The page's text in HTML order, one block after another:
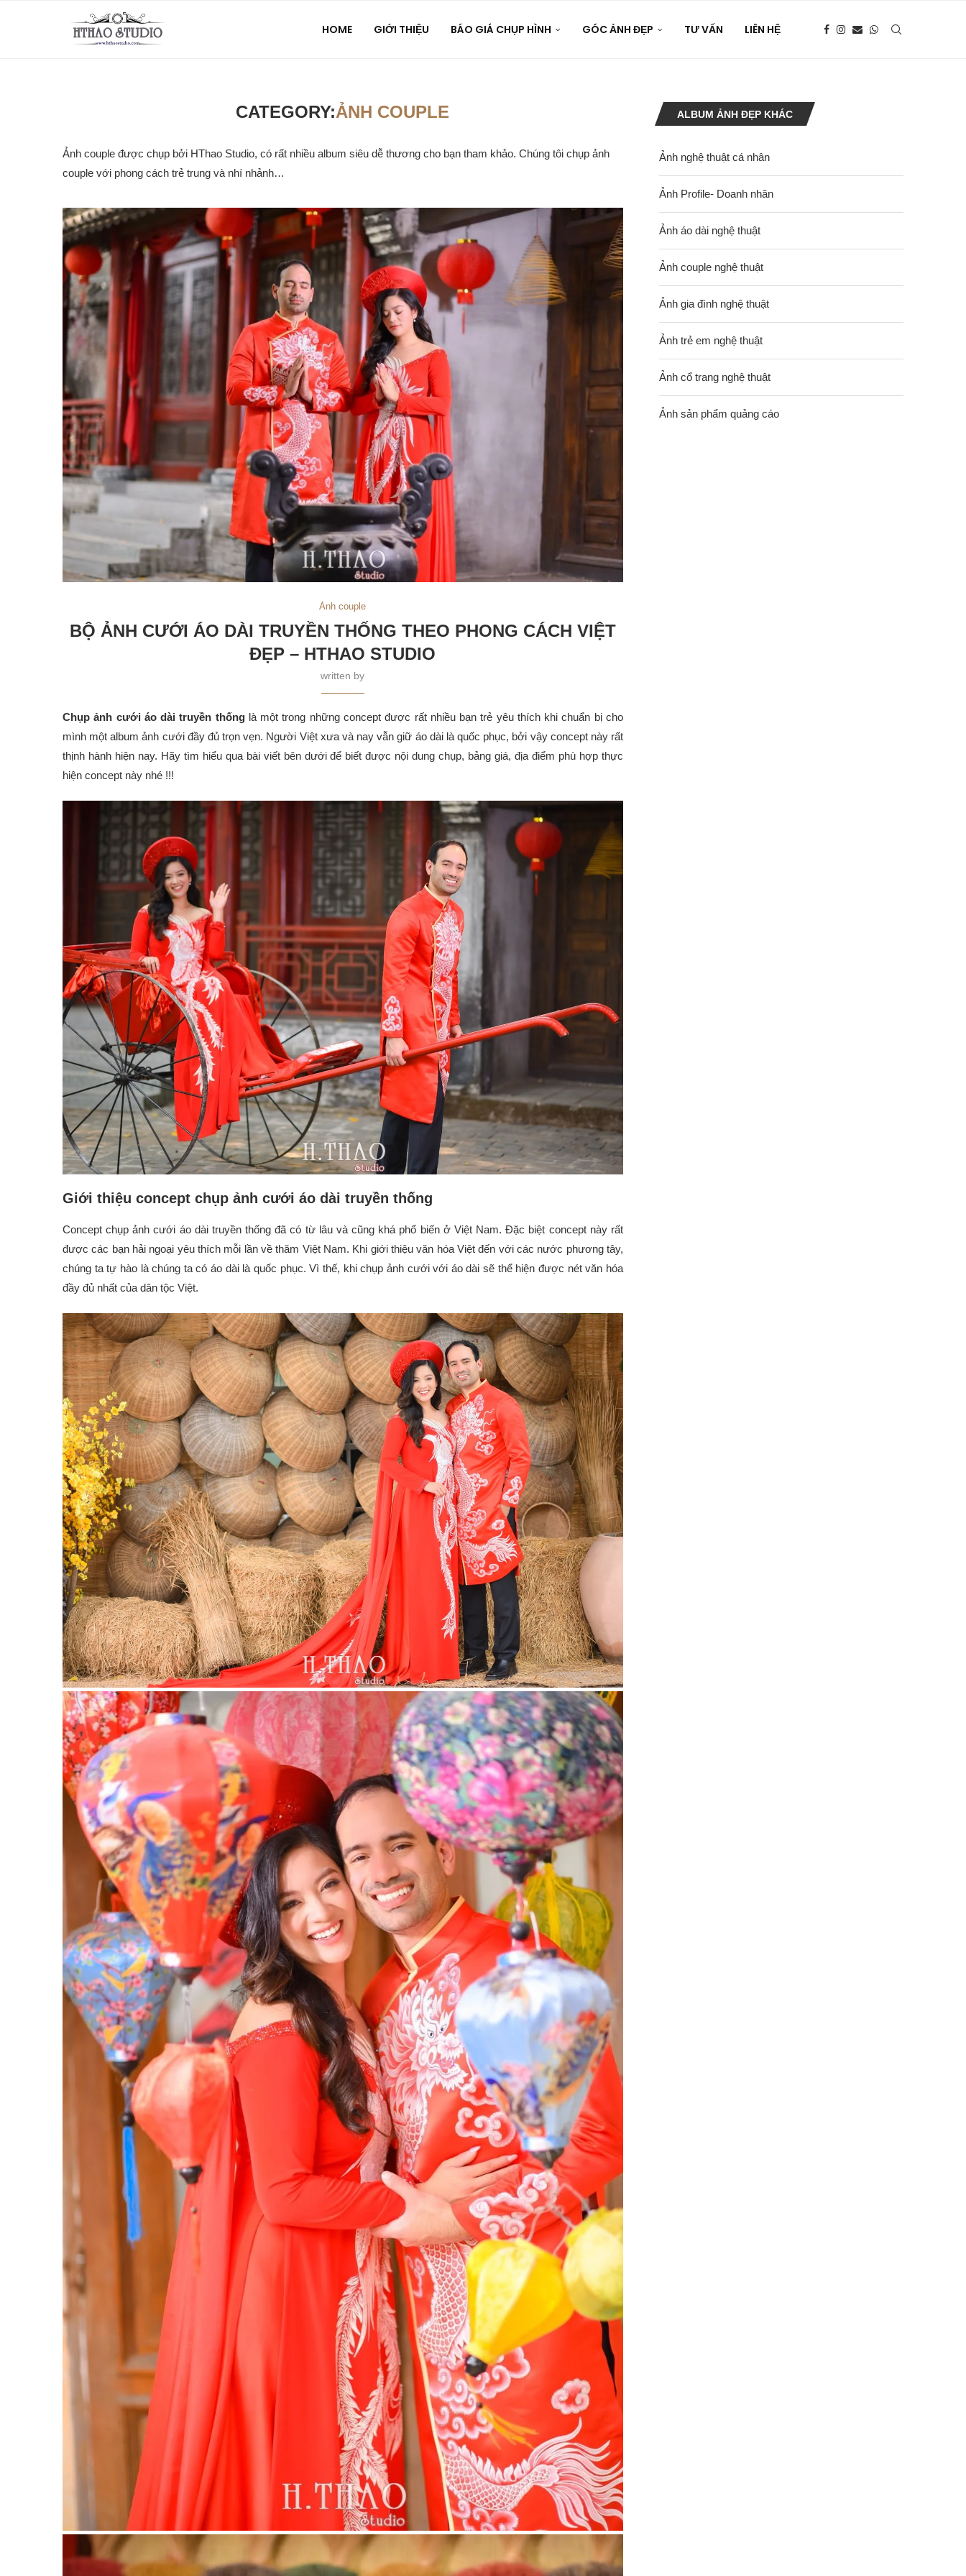
HOME GIỚI THIỆU BÁO GIÁ CHỤP HÌNH GÓC ẢNH ĐẸP TƯ VẤN LIÊN HỆ
CATEGORY:ẢNH COUPLE
Ảnh couple được chụp bởi HThao Studio, có rất nhiều album siêu dễ thương cho bạn tham khảo. Chúng tôi chụp ảnh
couple với phong cách trẻ trung và nhí nhảnh…
Ảnh couple
BỘ ẢNH CƯỚI ÁO DÀI TRUYỀN THỐNG THEO PHONG CÁCH VIỆT
ĐẸP – HTHAO STUDIO
written by
Chụp ảnh cưới áo dài truyền thốnglà một trong những concept được rất nhiều bạn trẻ yêu thích khi chuẩn bị cho
mình một album ảnh cưới đầy đủ trọn vẹn. Người Việt xưa và nay vẫn giữ áo dài là quốc phục, bởi vậy concept này rất
thịnh hành hiện nay. Hãy tìm hiểu qua bài viết bên dưới để biết được nội dung chụp, bảng giá, địa điểm phù hợp thực
hiện concept này nhé !!!
Giới thiệu concept chụp ảnh cưới áo dài truyền thống
Concept chụp ảnh cưới áo dài truyền thống đã có từ lâu và cũng khá phổ biến ở Việt Nam. Đặc biệt concept này rất
được các bạn hải ngoại yêu thích mỗi lần về thăm Việt Nam. Khi giới thiệu văn hóa Việt đến với các nước phương tây,
chúng ta tự hào là chúng ta có áo dài là quốc phục. Vì thế, khi chụp ảnh cưới với áo dài sẽ thể hiện được nét văn hóa
đầy đủ nhất của dân tộc Việt.
ALBUM ẢNH ĐẸP KHÁC
Ảnh nghệ thuật cá nhân
Ảnh Profile- Doanh nhân
Ảnh áo dài nghệ thuật
Ảnh couple nghệ thuật
Ảnh gia đình nghệ thuật
Ảnh trẻ em nghệ thuật
Ảnh cổ trang nghệ thuật
Ảnh sản phẩm quảng cáo